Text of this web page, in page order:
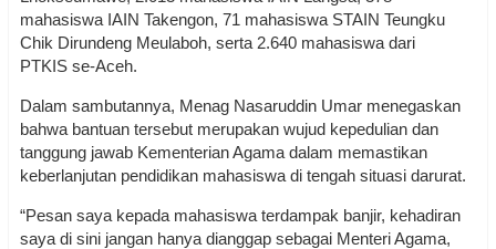
mahasiswa IAIN Takengon, 71 mahasiswa STAIN Teungku
Chik Dirundeng Meulaboh, serta 2.640 mahasiswa dari
PTKIS se-Aceh.
Dalam sambutannya, Menag Nasaruddin Umar menegaskan
bahwa bantuan tersebut merupakan wujud kepedulian dan
tanggung jawab Kementerian Agama dalam memastikan
keberlanjutan pendidikan mahasiswa di tengah situasi darurat.
“Pesan saya kepada mahasiswa terdampak banjir, kehadiran
saya di sini jangan hanya dianggap sebagai Menteri Agama,